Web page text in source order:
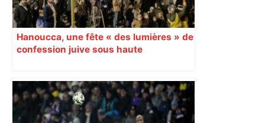
Hanoucca, une fête « des lumières » de
confession juive sous haute
Labège, près de Toulouse